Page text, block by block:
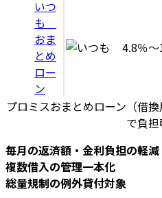
いつ
も
おま
とめ
ロー
ン
4.8％〜
プロミスおまとめローン（借
で負
毎月の返済額・金利負担の軽減
複数借入の管理一本化
総量規制の例外貸付対象